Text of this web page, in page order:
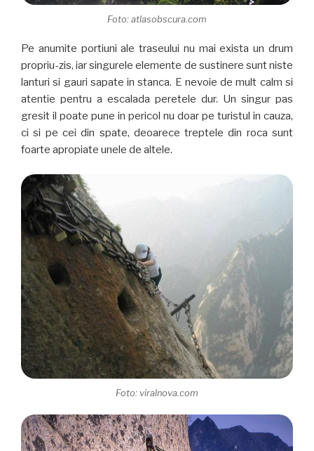
Foto: atlasobscura.com
Pe anumite portiuni ale traseului nu mai exista un drum
propriu-zis, iar singurele elemente de sustinere sunt niste
lanturi si gauri sapate in stanca. E nevoie de mult calm si
atentie pentru a escalada peretele dur. Un singur pas
gresit il poate pune in pericol nu doar pe turistul in cauza,
ci si pe cei din spate, deoarece treptele din roca sunt
foarte apropiate unele de altele.
Foto: viralnova.com